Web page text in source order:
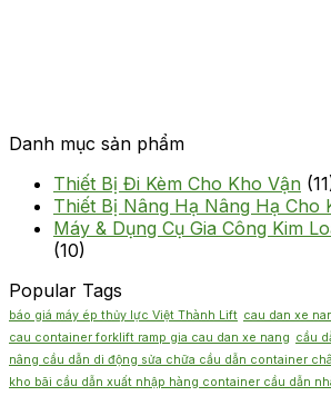
Danh mục sản phẩm
Thiết Bị Đi Kèm Cho Kho Vận
Thiết Bị Nâng Hạ Nâng Hạ Cho
Máy & Dụng Cụ Gia Công Kim
(10)
Popular Tags
báo giá máy ép thủy lực Việt Thành Lift cau dan xe
cau container forklift ramp gia cau dan xe nang cầu
nâng cầu dẫn di động sửa chữa cầu dẫn container
kho bãi cầu dẫn xuất nhập hàng container cầu dẫn